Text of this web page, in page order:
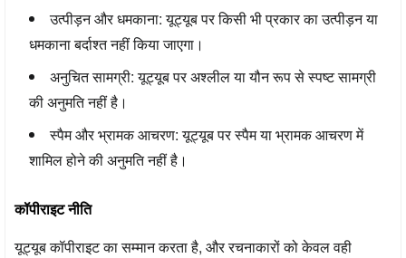
उत्पीड़न और धमकाना:यूट्यूब पर किसी भी प्रकार का उत्पीड़न या
धमकाना बर्दाश्त नहीं किया जाएगा।
अनुचित सामग्री:यूट्यूब पर अश्लील या यौन रूप से स्पष्ट सामग्री
की अनुमति नहीं है।
स्पैम और भ्रामक आचरण:यूट्यूब पर स्पैम या भ्रामक आचरण में
शामिल होने की अनुमति नहीं है।
कॉपीराइट नीति
यूट्यूब कॉपीराइट का सम्मान करता है, और रचनाकारों को केवल वही